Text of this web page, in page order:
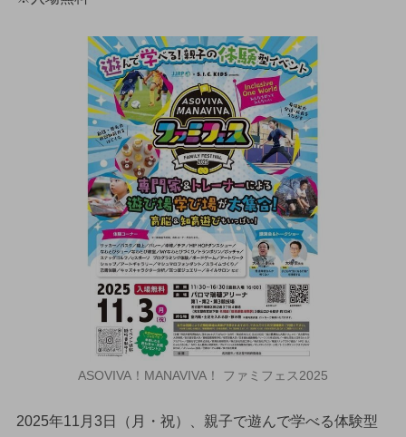
ASOVIVA！MANAVIVA！ ファミフェス2025
2025年11月3日（月・祝）、親子で遊んで学べる体験型